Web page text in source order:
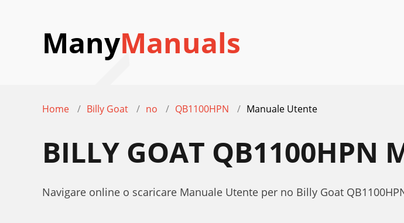
ManyManuals
Home Billy Goat no QB1100HPN Manuale Utente
BILLY GOAT QB1100HPN
Navigare online o scaricare Manuale Utente per no Billy Goat